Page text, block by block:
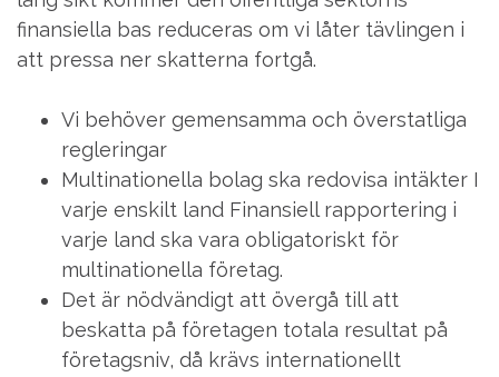
finansiella bas reduceras om vi låter tävlingen i
att pressa ner skatterna fortgå.
Vi behöver gemensamma och överstatliga
regleringar
Multinationella bolag ska redovisa intäkter I
varje enskilt land Finansiell rapportering i
varje land ska vara obligatoriskt för
multinationella företag.
Det är nödvändigt att övergå till att
beskatta på företagen totala resultat på
företagsniv, då krävs internationellt